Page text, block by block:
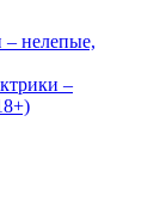
– нелепые,
–